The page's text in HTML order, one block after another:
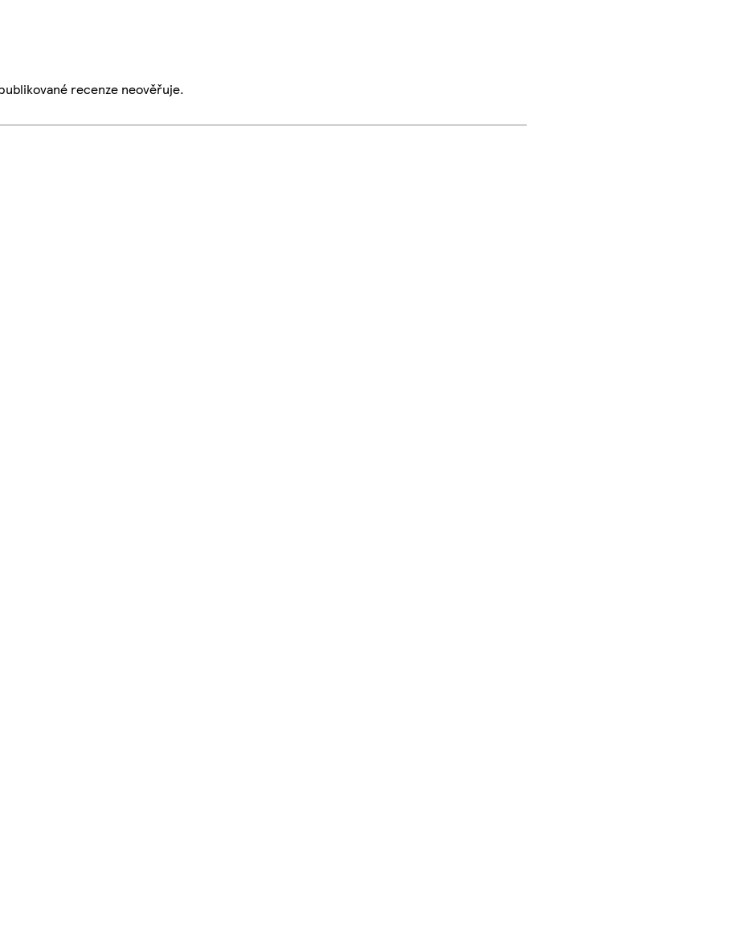
recenze neověřuje.